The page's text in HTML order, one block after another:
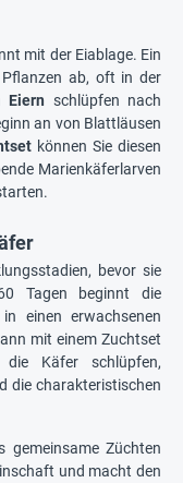
mit der Eiablage. Ein
ab, oft in der
Eiern schlüpfen nach
an von Blattläusen
können Sie diesen
Marienkäferlarven
bevor sie
Tagen beginnt die
einen erwachsenen
mit einem Zuchtset
die Käfer schlüpfen,
die charakteristischen
gemeinsame Züchten
und macht den